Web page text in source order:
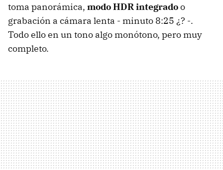
toma panorámica, modo HDR integradoo
grabación a cámara lenta - minuto 8:25 ¿? -.
Todo ello en un tono algo monótono, pero muy
completo.